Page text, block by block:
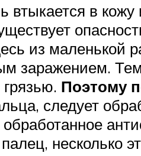
втыкается в
из маленькой
заражением.
Поэтому
следует
несколько